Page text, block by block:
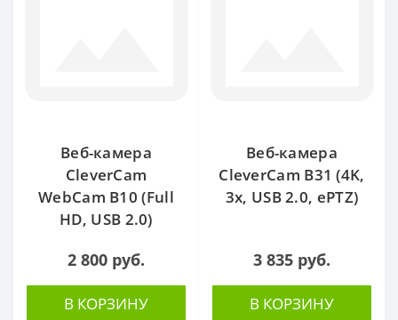
Веб-камера
CleverCam
WebCam B10 (Full
HD, USB 2.0)
2 800 руб.
В КОРЗИНУ
Веб-камера
CleverCam B31 (4K,
3x, USB 2.0, ePTZ)
3 835 руб.
В КОРЗИНУ